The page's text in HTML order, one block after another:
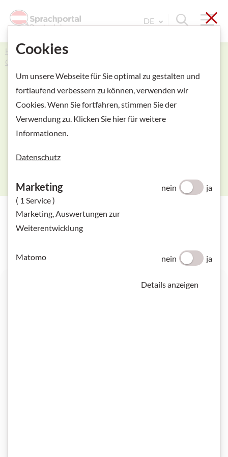
Suche
Sprache Wechseln.
DE
Home Kurse und Prüfungen
Online-Übungstests
Online Übungstest
Hier üben Sie für die Prüfung.
Teil 1: Lesen
Cookies
Um unsere Webseite für Sie optimal zu gestalten und
fortlaufend verbessern zu können, verwenden wir
Cookies. Wenn Sie fortfahren, stimmen Sie der
Verwendung zu. Klicken Sie hier für weitere
Informationen.
Datenschutz
Marketing
( 1 Service )
Marketing, Auswertungen zur
Weiterentwicklung
nein ja
Matomo nein ja
Details anzeigen